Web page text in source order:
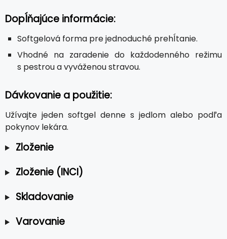
Dopĺňajúce informácie:
Softgelová forma pre jednoduché prehĺtanie.
Vhodné na zaradenie do každodenného režimu
s pestrou a vyváženou stravou.
Dávkovanie a použitie:
Užívajte jeden softgel denne s jedlom alebo podľa
pokynov lekára.
Zloženie
Zloženie (INCI)
Skladovanie
Varovanie